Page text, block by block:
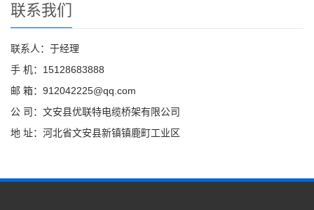
联系我们
联系人：于经理
手 机：15128683888
邮 箱：912042225@qq.com
公 司：文安县优联特电缆桥架有限公司
地 址：河北省文安县新镇镇鹿町工业区